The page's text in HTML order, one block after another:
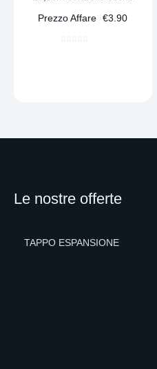
€3.90
Prezzo Affare
Le nostre offerte
TAPPO ESPANSIONE